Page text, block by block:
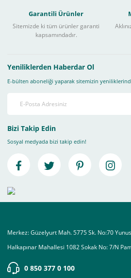
Garantili Ürünler
Sitemizde ki tüm ürünler garanti
kapsamındadır.
Yeniliklerden Haberdar Ol
E-bülten aboneliği yaparak sitemizin
Bizi Takip Edin
Sosyal medyada bizi takip edin!
Merkez: Güzelyurt Mah. 5775 Sk. No:70
Halkapınar Mahallesi 1082 Sokak No: 7/N
0 850 377 0 100